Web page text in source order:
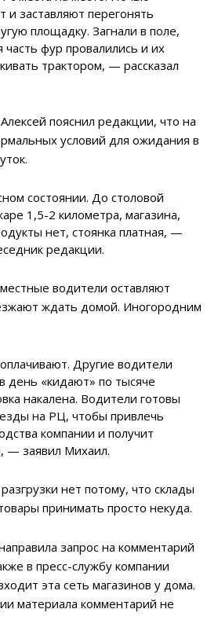
и заставляют перегонять
площадку. Загнали в поле,
фур провалились и их
трактором, — рассказал
пояснил редакции, что на
условий для ожидания в
состоянии. До столовой
1,5-2 километра, магазина,
нет, стоянка платная, —
редакции.
водители оставляют
ждать домой. Иногородним
Другие водители
день «кидают» по тысяче
накалена. Водители готовы
на РЦ, чтобы привлечь
компании и получит
— заявил Михаил.
нет потому, что склады
принимать просто некуда.
запрос на комментарий
в пресс-службу компании
эта сеть магазинов у дома.
материала комментарий не